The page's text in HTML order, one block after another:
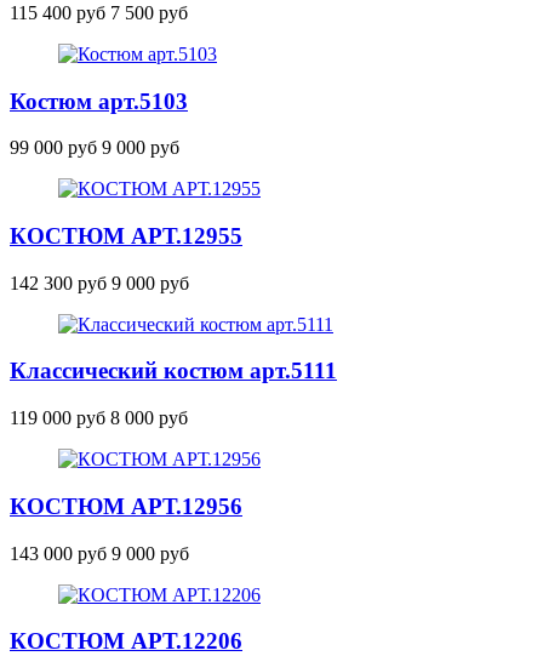
115 400 руб 7 500 руб
Костюм арт.5103
99 000 руб 9 000 руб
КОСТЮМ АРТ.12955
142 300 руб 9 000 руб
Классический костюм арт.5111
119 000 руб 8 000 руб
КОСТЮМ АРТ.12956
143 000 руб 9 000 руб
КОСТЮМ АРТ.12206